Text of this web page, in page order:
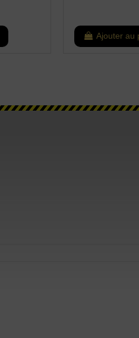
Ajouter au